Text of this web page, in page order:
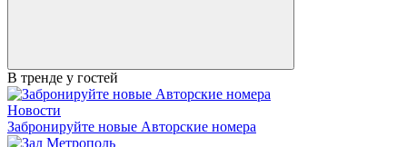
В тренде у гостей
Новости
Забронируйте новые Авторские номера